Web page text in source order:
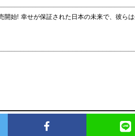
開始! 幸せが保証された日本の未来で、彼